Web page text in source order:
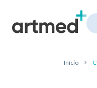
Início